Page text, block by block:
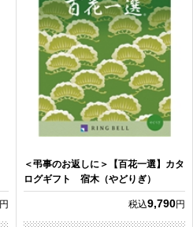
円
＜弔事のお返しに＞【百花一選】カタ
ログギフト 宿木（やどりぎ）
税込9,790円